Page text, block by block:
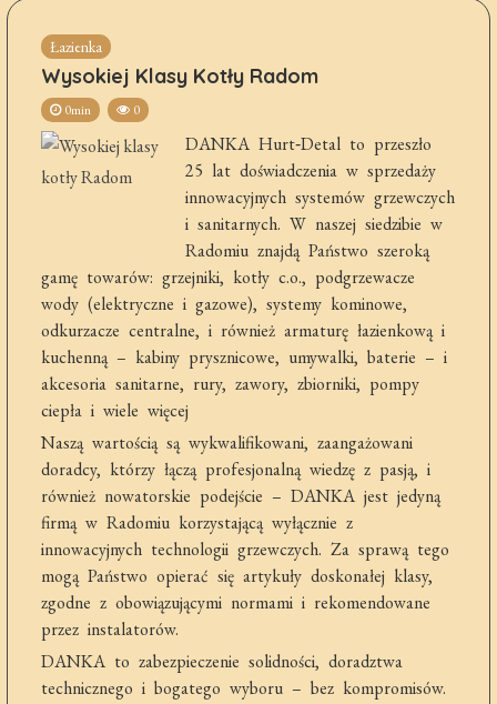
Łazienka
Wysokiej Klasy Kotły Radom
0min 0
DANKA Hurt‑Detal to przeszło
25 lat doświadczenia w sprzedaży
innowacyjnych systemów grzewczych
i sanitarnych. W naszej siedzibie w
Radomiu znajdą Państwo szeroką
gamę towarów: grzejniki, kotły c.o., podgrzewacze
wody (elektryczne i gazowe), systemy kominowe,
odkurzacze centralne, i również armaturę łazienkową i
kuchenną – kabiny prysznicowe, umywalki, baterie – i
akcesoria sanitarne, rury, zawory, zbiorniki, pompy
ciepła i wiele więcej
Naszą wartością są wykwalifikowani, zaangażowani
doradcy, którzy łączą profesjonalną wiedzę z pasją, i
również nowatorskie podejście – DANKA jest jedyną
firmą w Radomiu korzystającą wyłącznie z
innowacyjnych technologii grzewczych. Za sprawą tego
mogą Państwo opierać się artykuły doskonałej klasy,
zgodne z obowiązującymi normami i rekomendowane
przez instalatorów.
DANKA to zabezpieczenie solidności, doradztwa
technicznego i bogatego wyboru – bez kompromisów.